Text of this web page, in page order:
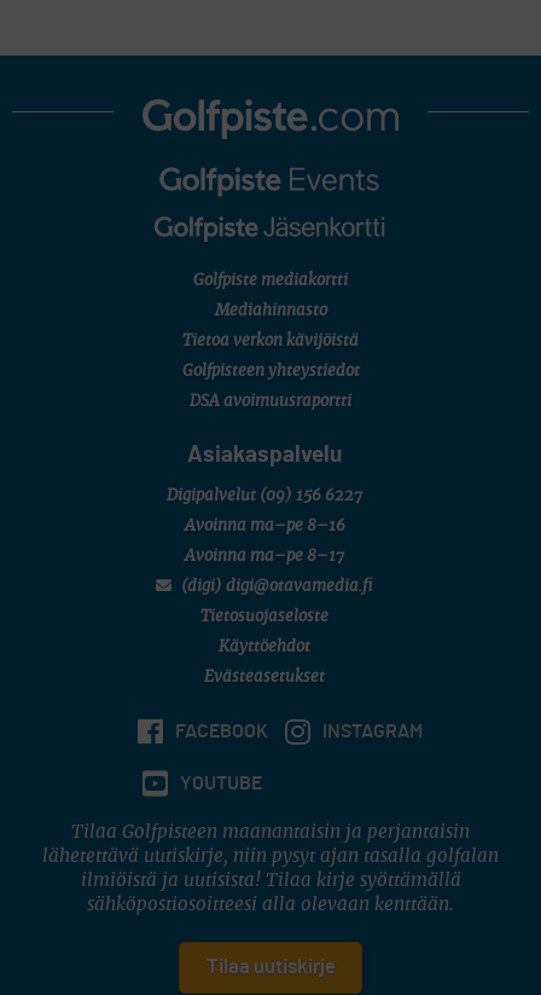
Golfpiste mediakortti
Mediahinnasto
Tietoa verkon kävijöistä
Golfpisteen yhteystiedot
DSA avoimuusraportti
Asiakaspalvelu
Digipalvelut (09) 156 6227
Avoinna ma–pe 8–16
Avoinna ma–pe 8–17
(digi) digi@otavamedia.fi
Tietosuojaseloste
Käyttöehdot
Evästeasetukset
FACEBOOK INSTAGRAM
YOUTUBE
Tilaa Golfpisteen maanantaisin ja perjantaisin
lähetettävä uutiskirje, niin pysyt ajan tasalla golfalan
ilmiöistä ja uutisista! Tilaa kirje syöttämällä
sähköpostiosoitteesi alla olevaan kenttään.
Tilaa uutiskirje